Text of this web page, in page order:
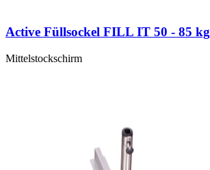
Active Füllsockel FILL IT 50 - 85 kg
Mittelstockschirm